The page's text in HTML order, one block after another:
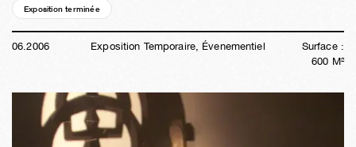
Exposition terminée
06.2006 Exposition Temporaire, Évenementiel
Surface :
600 M²